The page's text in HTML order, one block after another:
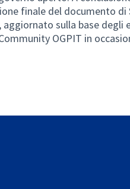
finale del documento
sulla base degli
OGPIT in